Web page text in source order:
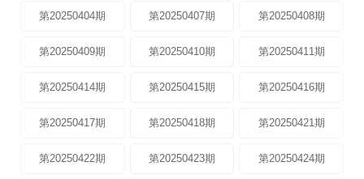
第20250404期 第20250407期 第20250408期
第20250409期 第20250410期 第20250411期
第20250414期 第20250415期 第20250416期
第20250417期 第20250418期 第20250421期
第20250422期 第20250423期 第20250424期